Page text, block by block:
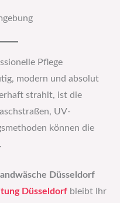
Pflege
modern und absolut
strahlt, ist die
UV-
können die
Düsseldorf
Düsseldorf bleibt Ihr